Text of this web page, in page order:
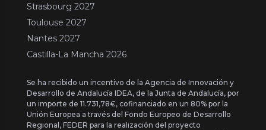
Strasbourg 2027
Toulouse 2027
Nantes 2027
Castilla-La Mancha 2026
Se ha recibido un incentivo de la Agencia de Innovación y
Desarrollo de Andalucía IDEA, de la Junta de Andalucía, por
un importe de 11.731,78€, cofinanciado en un 80% por la
Unión Europea a través del Fondo Europeo de Desarrollo
Regional, FEDER para la realización del proyecto